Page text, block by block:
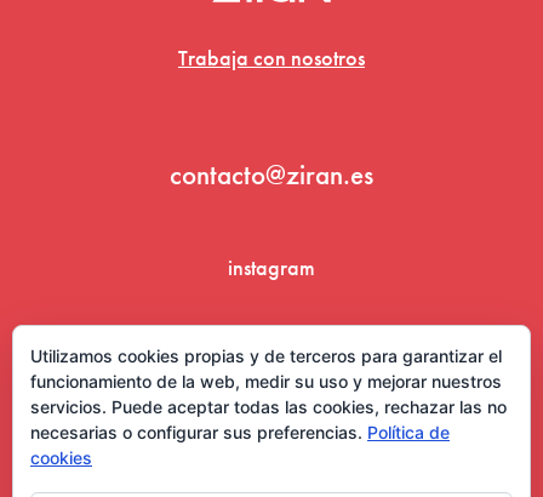
Trabaja con nosotros
contacto@ziran.es
instagram
Utilizamos cookies propias y de terceros para garantizar el
funcionamiento de la web, medir su uso y mejorar nuestros
servicios. Puede aceptar todas las cookies, rechazar las no
necesarias o configurar sus preferencias. Política de
cookies